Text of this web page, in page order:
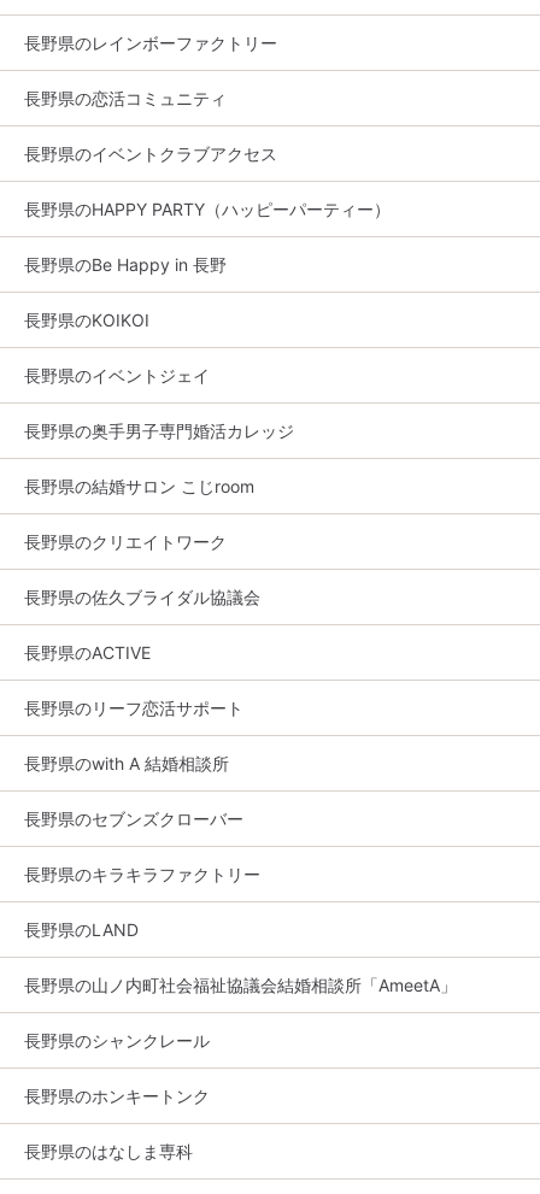
長野県のレインボーファクトリー
長野県の恋活コミュニティ
長野県のイベントクラブアクセス
長野県のHAPPY PARTY（ハッピーパーティー）
長野県のBe Happy in 長野
長野県のKOIKOI
長野県のイベントジェイ
長野県の奥手男子専門婚活カレッジ
長野県の結婚サロン こじroom
長野県のクリエイトワーク
長野県の佐久ブライダル協議会
長野県のACTIVE
長野県のリーフ恋活サポート
長野県のwith A 結婚相談所
長野県のセブンズクローバー
長野県のキラキラファクトリー
長野県のLAND
長野県の山ノ内町社会福祉協議会結婚相談所「AmeetA」
長野県のシャンクレール
長野県のホンキートンク
長野県のはなしま専科